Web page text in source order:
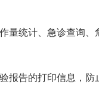
量统计、急诊查询
报告的打印信息，